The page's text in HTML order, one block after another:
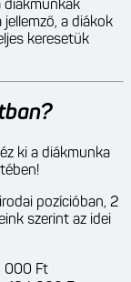
diákmunkák
a diákok
keresetük
ki a diákmunka
pozícióban, 2
szerint az idei
000 Ft